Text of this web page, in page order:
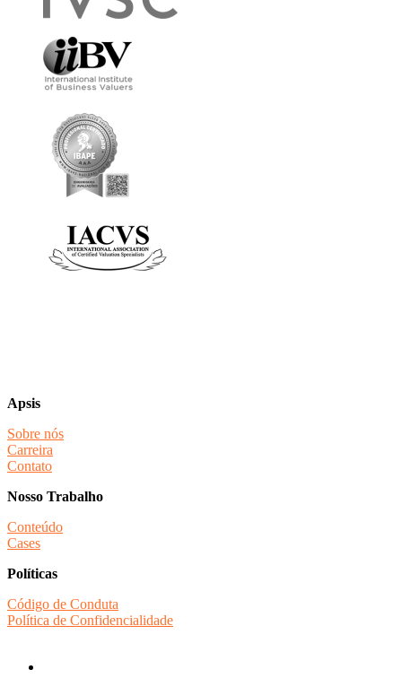
Apsis
Sobre nós
Carreira
Contato
Nosso Trabalho
Conteúdo
Cases
Políticas
Código de Conduta
Política de Confidencialidade